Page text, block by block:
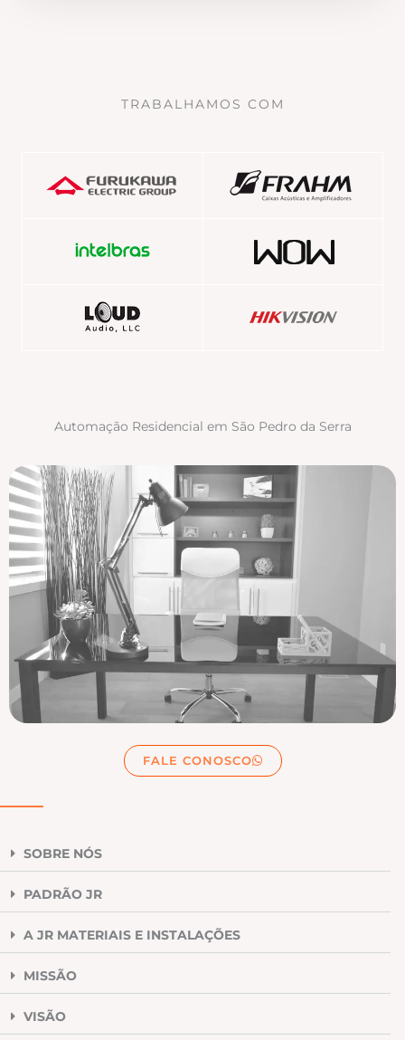
TRABALHAMOS COM
Automação Residencial em São Pedro da Serra
FALE CONOSCO
SOBRE NÓS
PADRÃO JR
A JR MATERIAIS E INSTALAÇÕES
MISSÃO
VISÃO